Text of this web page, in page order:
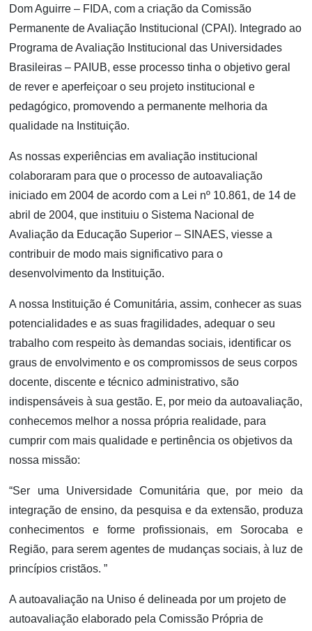
Dom Aguirre – FIDA, com a criação da Comissão
Permanente de Avaliação Institucional (CPAI). Integrado ao
Programa de Avaliação Institucional das Universidades
Brasileiras – PAIUB, esse processo tinha o objetivo geral
de rever e aperfeiçoar o seu projeto institucional e
pedagógico, promovendo a permanente melhoria da
qualidade na Instituição.
As nossas experiências em avaliação institucional
colaboraram para que o processo de autoavaliação
iniciado em 2004 de acordo com a Lei nº 10.861, de 14 de
abril de 2004, que instituiu o Sistema Nacional de
Avaliação da Educação Superior – SINAES, viesse a
contribuir de modo mais significativo para o
desenvolvimento da Instituição.
A nossa Instituição é Comunitária, assim, conhecer as suas
potencialidades e as suas fragilidades, adequar o seu
trabalho com respeito às demandas sociais, identificar os
graus de envolvimento e os compromissos de seus corpos
docente, discente e técnico administrativo, são
indispensáveis à sua gestão. E, por meio da autoavaliação,
conhecemos melhor a nossa própria realidade, para
cumprir com mais qualidade e pertinência os objetivos da
nossa missão:
“Ser uma Universidade Comunitária que, por meio da
integração de ensino, da pesquisa e da extensão, produza
conhecimentos e forme profissionais, em Sorocaba e
Região, para serem agentes de mudanças sociais, à luz de
princípios cristãos. ”
A autoavaliação na Uniso é delineada por um projeto de
autoavaliação elaborado pela Comissão Própria de